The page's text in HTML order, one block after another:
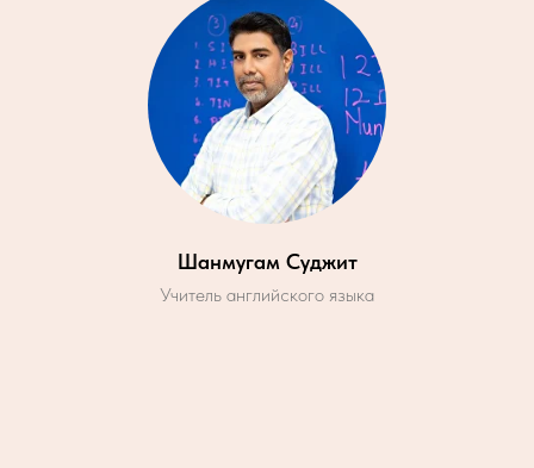
Шанмугам Суджит
Учитель английского языка